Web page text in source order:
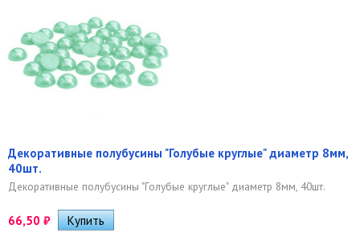
Декоративные полубусины "Голубые круглые" диаметр 8мм,
40шт.
Декоративные полубусины "Голубые круглые" диаметр 8мм, 40шт.
66,50 ₽